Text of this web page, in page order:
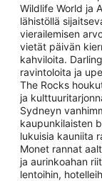
Wildlife World ja
lähistöllä
vierailemisen
vietät päivän
kahviloita.
ravintoloita ja
The Rocks
ja
Sydneyn
kaupunkilaisten
lukuisia kauniita
Monet rannat
ja aurinkoahan
lentoihin,